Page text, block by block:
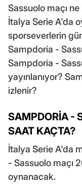
Sassuolo maçı
İtalya Serie A'da
sporseverlerin
Sampdoria -
Sampdoria -
yayınlanıyor?
izlenir?
SAMPDORİA -
SAAT KAÇTA?
İtalya Serie A'da
- Sassuolo maçı
oynanacak.